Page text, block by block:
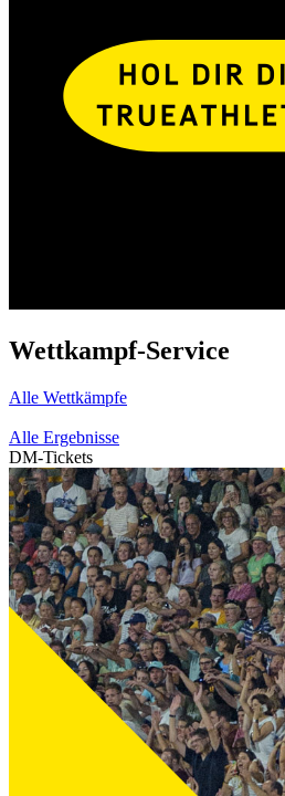
Wettkampf-Service
Alle Wettkämpfe
Alle Ergebnisse
DM-Tickets